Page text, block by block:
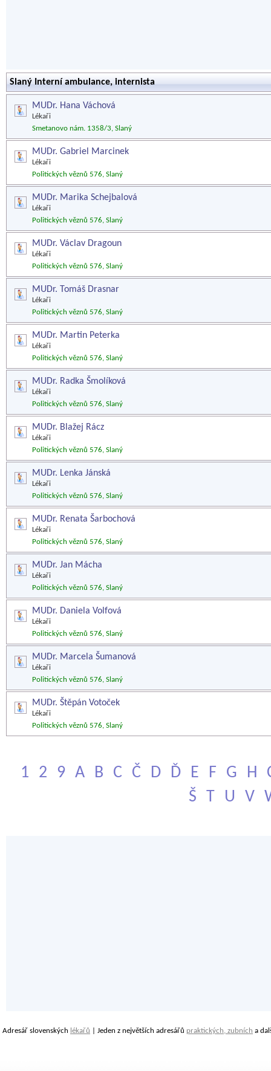
Slaný Interní ambulance, internista
MUDr. Hana Váchová
Lékaři
Smetanovo nám. 1358/3, Slaný
MUDr. Gabriel Marcinek
Lékaři
Politických věznů 576, Slaný
MUDr. Marika Schejbalová
Lékaři
Politických věznů 576, Slaný
MUDr. Václav Dragoun
Lékaři
Politických věznů 576, Slaný
MUDr. Tomáš Drasnar
Lékaři
Politických věznů 576, Slaný
MUDr. Martin Peterka
Lékaři
Politických věznů 576, Slaný
MUDr. Radka Šmolíková
Lékaři
Politických věznů 576, Slaný
MUDr. Blažej Rácz
Lékaři
Politických věznů 576, Slaný
MUDr. Lenka Jánská
Lékaři
Politických věznů 576, Slaný
MUDr. Renata Šarbochová
Lékaři
Politických věznů 576, Slaný
MUDr. Jan Mácha
Lékaři
Politických věznů 576, Slaný
MUDr. Daniela Volfová
Lékaři
Politických věznů 576, Slaný
MUDr. Marcela Šumanová
Lékaři
Politických věznů 576, Slaný
MUDr. Štěpán Votoček
Lékaři
Politických věznů 576, Slaný
1 2 9 A B C Č D Ď E F G H
Š
T U V
Adresář slovenských lékařů | Jeden z největších adresářů praktických, zubních a